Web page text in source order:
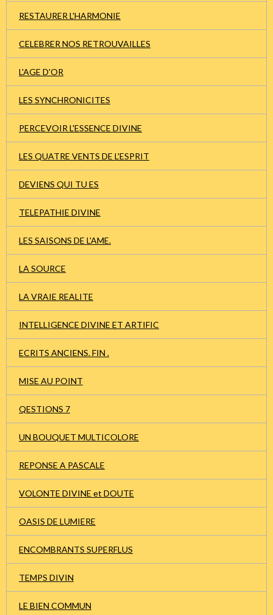
RESTAURER L'HARMONIE
CELEBRER NOS RETROUVAILLES
L'AGE D'OR
LES SYNCHRONICITES
PERCEVOIR L'ESSENCE DIVINE
LES QUATRE VENTS DE L'ESPRIT
DEVIENS QUI TU ES
TELEPATHIE DIVINE
LES SAISONS DE L'AME.
LA SOURCE
LA VRAIE REALITE
INTELLIGENCE DIVINE ET ARTIFIC
ECRITS ANCIENS. FIN .
MISE AU POINT
QESTIONS 7
UN BOUQUET MULTICOLORE
REPONSE A PASCALE
VOLONTE DIVINE et DOUTE
OASIS DE LUMIERE
ENCOMBRANTS SUPERFLUS
TEMPS DIVIN
LE BIEN COMMUN